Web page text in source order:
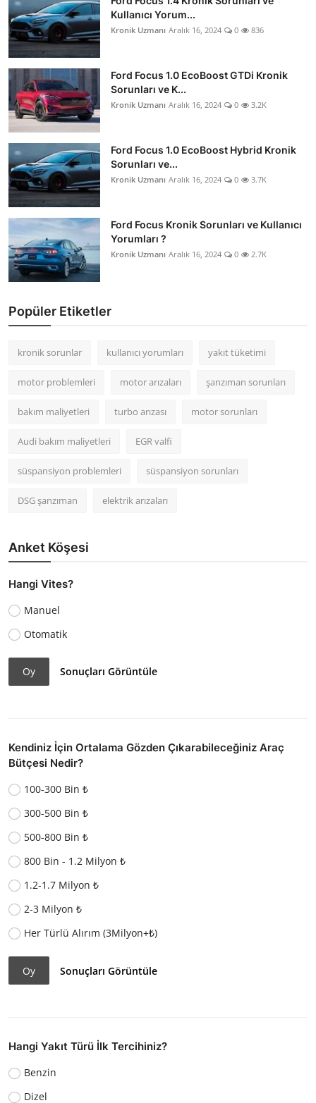
Kullanıcı Yorum...
Kronik Uzmanı Aralık 16, 2024 0 836
Ford Focus 1.0 EcoBoost GTDi Kronik
Sorunları ve K...
Kronik Uzmanı Aralık 16, 2024 0 3.2K
Ford Focus 1.0 EcoBoost Hybrid Kronik
Sorunları ve...
Kronik Uzmanı Aralık 16, 2024 0 3.7K
Ford Focus Kronik Sorunları ve Kullanıcı
Yorumları ?
Kronik Uzmanı Aralık 16, 2024 0 2.7K
Popüler Etiketler
kronik sorunlar kullanıcı yorumları yakıt tüketimi
motor problemleri motor arızaları şanzıman sorunları
bakım maliyetleri turbo arızası motor sorunları
Audi bakım maliyetleri EGR valfi
süspansiyon problemleri süspansiyon sorunları
DSG şanzıman elektrik arızaları
Anket Köşesi
Hangi Vites?
Manuel
Otomatik
Oy Sonuçları Görüntüle
Kendiniz İçin Ortalama Gözden Çıkarabileceğiniz Araç
Bütçesi Nedir?
100-300 Bin ₺
300-500 Bin ₺
500-800 Bin ₺
800 Bin - 1.2 Milyon ₺
1.2-1.7 Milyon ₺
2-3 Milyon ₺
Her Türlü Alırım (3Milyon+₺)
Oy Sonuçları Görüntüle
Hangi Yakıt Türü İlk Tercihiniz?
Benzin
Dizel